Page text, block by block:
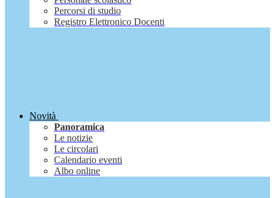
Percorsi di studio
Registro Elettronico Docenti
Novità
Panoramica
Le notizie
Le circolari
Calendario eventi
Albo online